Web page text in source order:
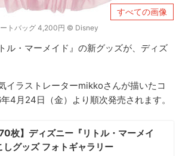
すべての画像
ートバッグ 4,200円 © Disney
ル・マーメイド』の新グッズが、ディズ
イラストレーターmikkoさんが描いたコ
4月24日（金）より順次発売されます。
70枚】ディズニー『リトル・マーメイ
グッズ フォトギャラリー